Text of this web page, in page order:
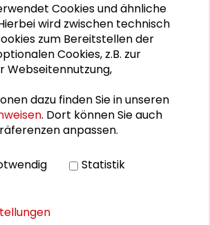
im Kontext
Cookies und ähnliche
wird zwischen technisch
zum Bereitstellen der
Cookies, z.B. zur
Webseitennutzung,
dazu finden Sie in unseren
. Dort können Sie auch
anpassen.
Statistik